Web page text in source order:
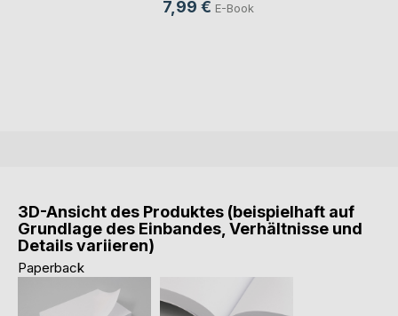
7,99 € E-Book
3D-Ansicht des Produktes (beispielhaft auf
Grundlage des Einbandes, Verhältnisse und
Details variieren)
Paperback